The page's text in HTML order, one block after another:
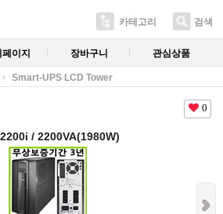
카테고리 검색
페이지 장바구니 관심상품
Smart-UPS LCD Tower
0
/ 2200VA(1980W)